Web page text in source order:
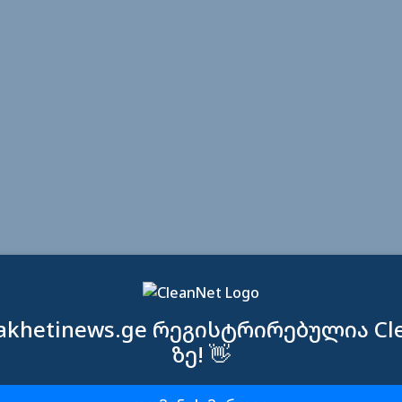
რეგისტრირებულია
ზე! 👋